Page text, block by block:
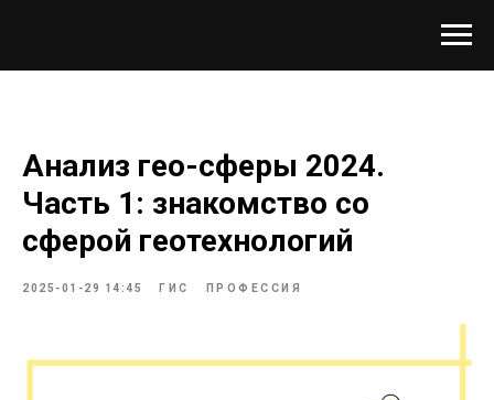
Анализ гео-сферы 2024.
Часть 1: знакомство со
сферой геотехнологий
2025-01-29 14:45 ГИС ПРОФЕССИЯ